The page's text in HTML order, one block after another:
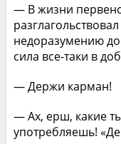
— В жизни
недоразумению
сила все-таки в
— Держи карман!
— Ах, ерш, какие
употребляешь!